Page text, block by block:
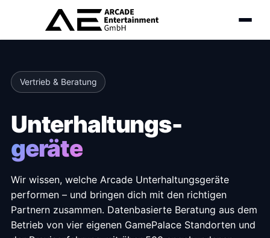
Vertrieb & Beratung
Unterhaltungs-
geräte
Wir wissen, welche Arcade Unterhaltungsgeräte
performen – und bringen dich mit den richtigen
Partnern zusammen. Datenbasierte Beratung aus dem
Betrieb von vier eigenen GamePalace Standorten und